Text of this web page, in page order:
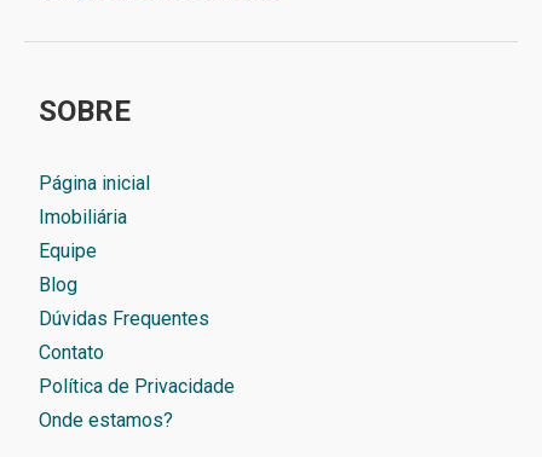
SOBRE
Página inicial
Imobiliária
Equipe
Blog
Dúvidas Frequentes
Contato
Política de Privacidade
Onde estamos?